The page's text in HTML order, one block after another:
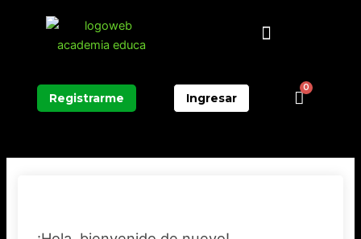
Menú
Registrarme Ingresar
0